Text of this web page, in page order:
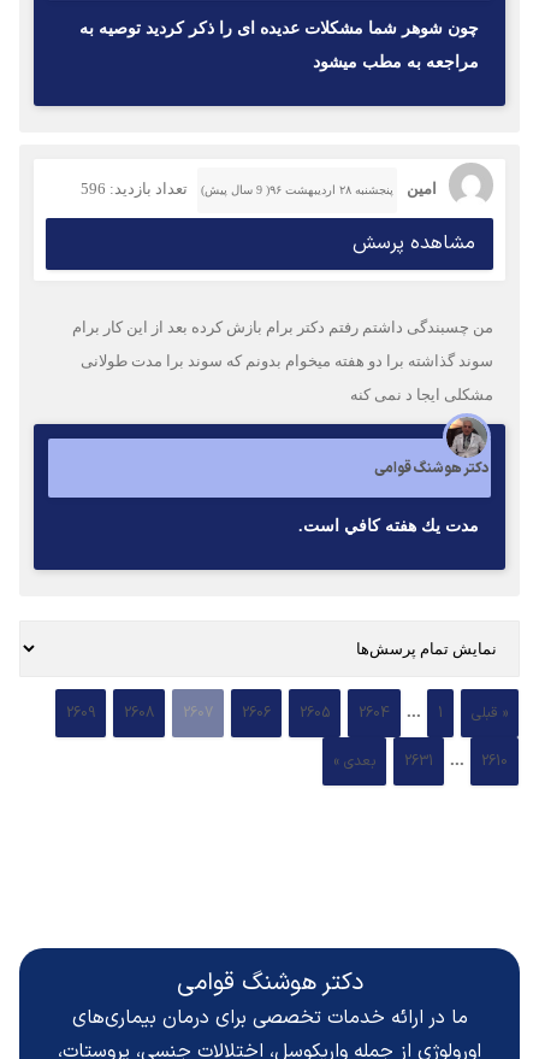
چون شوهر شما مشكلات عديده اى را ذكر كرديد توصيه به
مراجعه به مطب ميشود
امین پنجشنبه ۲۸ اردیبهشت ۹۶( 9 سال پیش) تعداد بازدید: 596
مشاهده پرسش
من چسبندگی داشتم رفتم دکتر برام بازش کرده بعد از این کار برام
سوند گذاشته برا دو هفته میخوام بدونم که سوند برا مدت طولانی
مشکلی ایجا د نمی کنه
دکتر هوشنگ قوامی
مدت يك هفته كافي است.
« قبلی 1
...
2604
2605
2606
2607
2608
2609
2610
...
2631 بعدی »
دکتر هوشنگ قوامی
ما در ارائه خدمات تخصصی برای درمان بیماری‌های
اورولوژی از جمله واریکوسل، اختلالات جنسی، پروستات،